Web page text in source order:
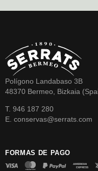
Polígono Landabaso 3B
48370 Bermeo, Bizkaia
T. 946 187 280
E. conservas@serrats.com
FORMAS DE PAGO